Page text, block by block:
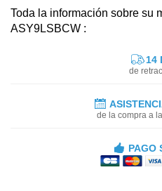
Toda la información sobre su
ASY9LSBCW :
14
de
de la compra a
PAGO